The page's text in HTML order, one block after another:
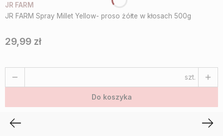
JR FARM
JR FARM Spray Millet Yellow- proso żółte w kłosach 500g
Cena
29,99 zł
szt.
Do koszyka